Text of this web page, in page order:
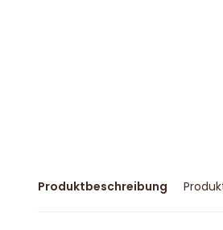
Produktbeschreibung